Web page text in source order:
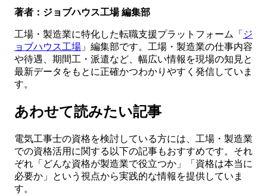
著者：ジョブハウス工場 編集部
工場・製造業に特化した転職支援プラットフォーム「 ジ
ョブハウス工場 」編集部です。工場・製造業の仕事内容
や待遇、期間工・派遣など、幅広い情報を現場の知見と
最新データをもとに正確かつわかりやすく発信していま
す。
あわせて読みたい記事
電気工事士の資格を検討している方には、工場・製造業
での資格活用に関する以下の記事もおすすめです。それ
ぞれ「どんな資格が製造業で役立つか」「資格は本当に
必要か」という視点から実践的な情報を提供していま
す。